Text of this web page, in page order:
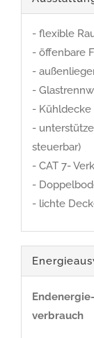
- flexible
- öffenbare
-
-
- Kühldecke
-
steuerbar)
- CAT 7-
-
- lichte
Endenergie­
verbrauch